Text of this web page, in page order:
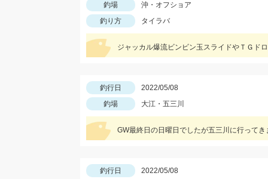
釣場
沖・オフショア
釣り方
タイラバ
ジャッカル爆流ビンビン玉スライドやＴＧド
釣行日
2022/05/08
釣場
大江・五三川
釣行日
2022/05/08